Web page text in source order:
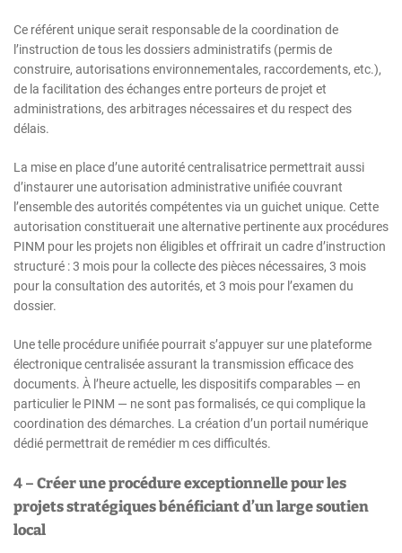
Ce référent unique serait responsable de la coordination de
l’instruction de tous les dossiers administratifs (permis de
construire, autorisations environnementales, raccordements, etc.),
de la facilitation des échanges entre porteurs de projet et
administrations, des arbitrages nécessaires et du respect des
délais.
La mise en place d’une autorité centralisatrice permettrait aussi
d’instaurer une autorisation administrative unifiée couvrant
l’ensemble des autorités compétentes via un guichet unique. Cette
autorisation constituerait une alternative pertinente aux procédures
PINM pour les projets non éligibles et offrirait un cadre d’instruction
structuré : 3 mois pour la collecte des pièces nécessaires, 3 mois
pour la consultation des autorités, et 3 mois pour l’examen du
dossier.
Une telle procédure unifiée pourrait s’appuyer sur une plateforme
électronique centralisée assurant la transmission efficace des
documents. À l’heure actuelle, les dispositifs comparables — en
particulier le PINM — ne sont pas formalisés, ce qui complique la
coordination des démarches. La création d’un portail numérique
dédié permettrait de remédier m ces difficultés.
4 – Créer une procédure exceptionnelle pour les
projets stratégiques bénéficiant d’un large soutien
local